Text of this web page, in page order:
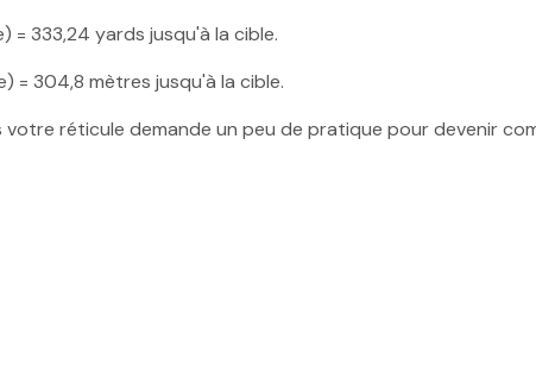
= 333,24 yards jusqu'à la cible.
= 304,8 mètres jusqu'à la cible.
réticule demande un peu de pratique pour devenir